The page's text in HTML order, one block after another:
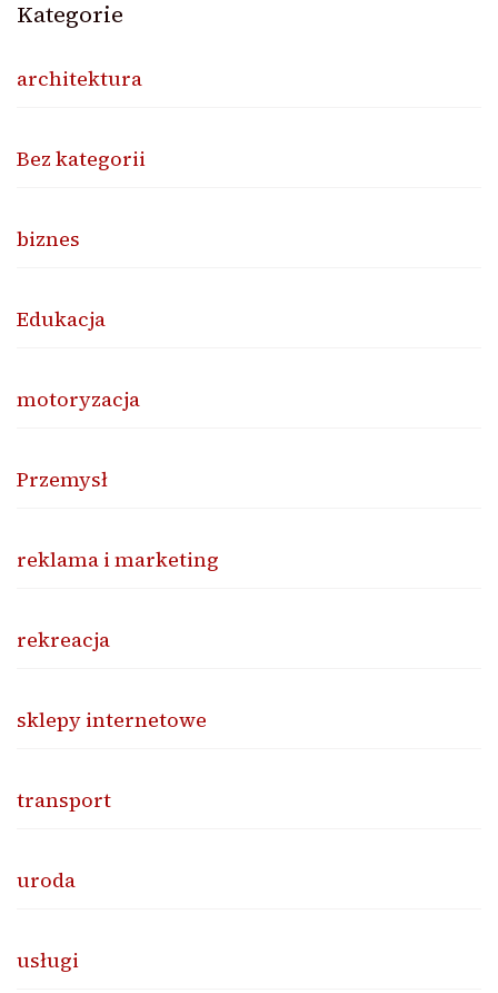
Kategorie
architektura
Bez kategorii
biznes
Edukacja
motoryzacja
Przemysł
reklama i marketing
rekreacja
sklepy internetowe
transport
uroda
usługi